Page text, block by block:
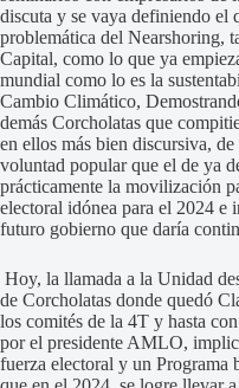
discuta y se vaya definiendo el
problemática del Nearshoring,
Capital, como lo que ya
mundial como lo es la
Cambio Climático,
demás Corcholatas que
en ellos más bien discursiva,
voluntad popular que el de ya
prácticamente la movilización
electoral idónea para el 2024 e
futuro gobierno que daría
Hoy, la llamada a la Unidad
de Corcholatas donde quedó
los comités de la 4T y hasta
por el presidente AMLO,
fuerza electoral y un Programa